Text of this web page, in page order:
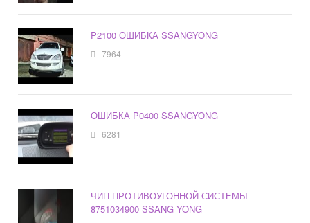
P2100 ОШИБКА SSANGYONG
7964
ОШИБКА P0400 SSANGYONG
6281
ЧИП ПРОТИВОУГОННОЙ СИСТЕМЫ
8751034900 SSANG YONG